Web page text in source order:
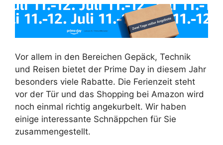
Vor allem in den Bereichen Gepäck, Technik
und Reisen bietet der Prime Day in diesem Jahr
besonders viele Rabatte. Die Ferienzeit steht
vor der Tür und das Shopping bei Amazon wird
noch einmal richtig angekurbelt. Wir haben
einige interessante Schnäppchen für Sie
zusammengestellt.